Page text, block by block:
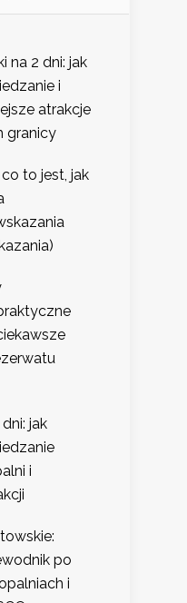
na 2 dni: jak
i
atrakcje
granicy
to jest, jak
jak
i
po
i